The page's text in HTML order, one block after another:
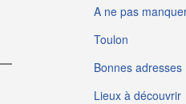
A ne pas
Toulon
Bonnes adresses
Lieux à découvrir